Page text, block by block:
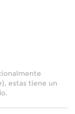
estas tiene un